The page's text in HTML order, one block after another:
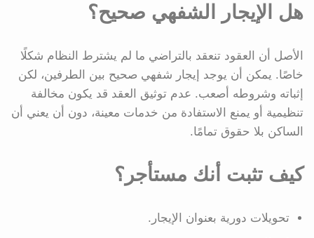
هل الإيجار الشفهي صحيح؟
الأصل أن العقود تنعقد بالتراضي ما لم يشترط النظام شكلًا
خاصًا. يمكن أن يوجد إيجار شفهي صحيح بين الطرفين، لكن
إثباته وشروطه أصعب. عدم توثيق العقد قد يكون مخالفة
تنظيمية أو يمنع الاستفادة من خدمات معينة، دون أن يعني أن
الساكن بلا حقوق تمامًا.
كيف تثبت أنك مستأجر؟
تحويلات دورية بعنوان الإيجار.